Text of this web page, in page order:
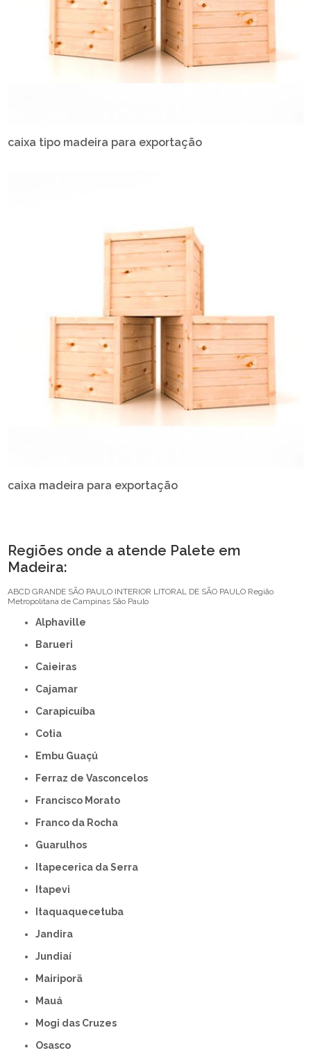
caixa tipo madeira para exportação
caixa madeira para exportação
Regiões onde a atende Palete em
Madeira:
ABCD GRANDE SÃO PAULO INTERIOR LITORAL DE SÃO PAULO Região
Metropolitana de Campinas São Paulo
Alphaville
Barueri
Caieiras
Cajamar
Carapicuíba
Cotia
Embu Guaçú
Ferraz de Vasconcelos
Francisco Morato
Franco da Rocha
Guarulhos
Itapecerica da Serra
Itapevi
Itaquaquecetuba
Jandira
Jundiaí
Mairiporã
Mauá
Mogi das Cruzes
Osasco